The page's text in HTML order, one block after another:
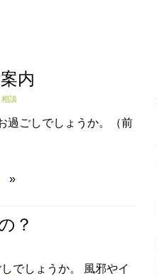
内
相談
過ごしでしょうか。（前
»
？
でしょうか。 風邪やイ